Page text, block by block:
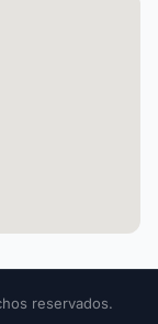
reservados.